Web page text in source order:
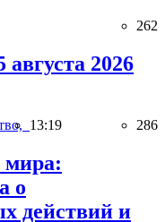
262
2026
13:19 286
мира:
о
действий и